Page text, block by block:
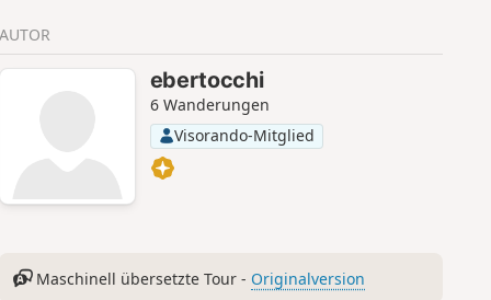
AUTOR
ebertocchi
6 Wanderungen
Visorando-Mitglied
Maschinell übersetzte Tour - Originalversion